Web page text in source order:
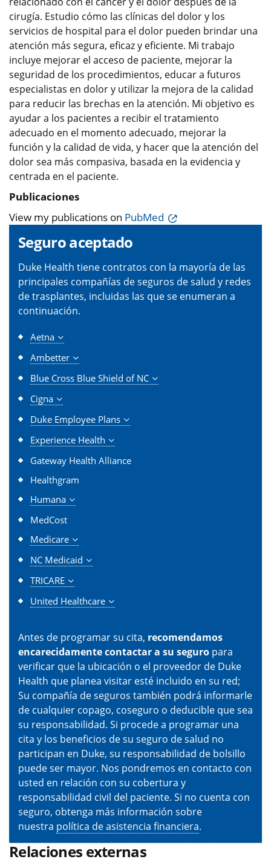
cirugía. Estudio cómo las clínicas del dolor y los
servicios de hospital para el dolor pueden brindar una
atención más segura, eficaz y eficiente. Mi trabajo
incluye mejorar el acceso de paciente, mejorar la
seguridad de los procedimientos, educar a futuros
especialistas en dolor y utilizar la mejora de la calidad
para reducir las brechas en la atención. Mi objetivo es
ayudar a los pacientes a recibir el tratamiento
adecuado en el momento adecuado, mejorar la
función y la calidad de vida, y hacer que la atención del
dolor sea más compasiva, basada en la evidencia y
centrada en el paciente.
Publicaciones
View my publications on PubMed
Seguro aceptado
Duke Health tiene contratos con la mayoría de las
principales compañías de seguros de salud y redes
de trasplantes, incluidas las que se enumeran a
continuación.
Aetna
Ambetter
Blue Cross Blue Shield of NC
Cigna
Duke Employee Plans
Experience Health
Gateway Health Alliance
Healthgram
Humana
MedCost
Medicare
NC Medicaid
TRICARE
United Healthcare
Antes de programar su cita, recomendamos
encarecidamente contactar a su seguro para
verificar que la ubicación o el proveedor de Duke
Health que planea visitar esté incluido en su red;
Su compañía de seguros también podrá informarle
de cualquier copago, coseguro o deducible que sea
su responsabilidad. Si procede a programar una
cita y los beneficios de su seguro de salud no
participan en Duke, su responsabilidad de bolsillo
puede ser mayor. Nos pondremos en contacto con
usted en relación con su cobertura y
responsabilidad civil del paciente. Si no cuenta con
seguro, obtenga más información sobre
nuestra política de asistencia financiera.
Relaciones externas